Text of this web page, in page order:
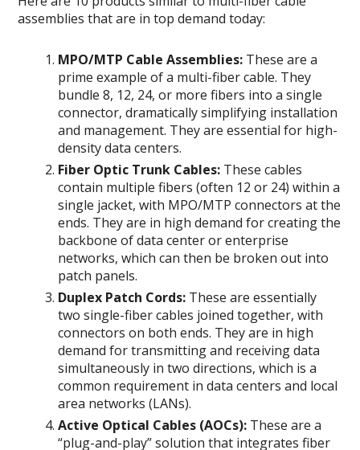
assemblies that are in top demand today:
MPO/MTP Cable Assemblies: These are a
prime example of a multi-fiber cable. They
bundle 8, 12, 24, or more fibers into a single
connector, dramatically simplifying installation
and management. They are essential for high-
density data centers.
Fiber Optic Trunk Cables: These cables
contain multiple fibers (often 12 or 24) within a
single jacket, with MPO/MTP connectors at the
ends. They are in high demand for creating the
backbone of data center or enterprise
networks, which can then be broken out into
patch panels.
Duplex Patch Cords: These are essentially
two single-fiber cables joined together, with
connectors on both ends. They are in high
demand for transmitting and receiving data
simultaneously in two directions, which is a
common requirement in data centers and local
area networks (LANs).
Active Optical Cables (AOCs): These are a
“plug-and-play” solution that integrates fiber